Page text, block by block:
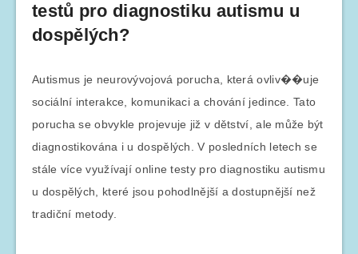
testů pro diagnostiku autismu u
dospělých?
Autismus je neurovývojová porucha, která ovliv��uje
sociální interakce, komunikaci a chování jedince. Tato
porucha se obvykle projevuje již v dětství, ale může být
diagnostikována i u dospělých. V posledních letech se
stále více využívají online testy pro diagnostiku autismu
u dospělých, které jsou pohodlnější a dostupnější než
tradiční metody.